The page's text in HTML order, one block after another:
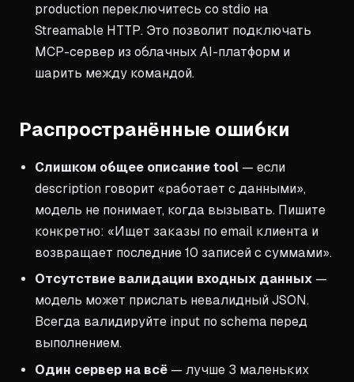
production переключитесь со stdio на
Streamable HTTP. Это позволит подключать
MCP-сервер из облачных AI-платформ и
шарить между командой.
Распространённые ошибки
Слишком общее описание tool — если
description говорит «работает с данными»,
модель не понимает, когда вызывать. Пишите
конкретно: «Ищет заказы по email клиента и
возвращает последние 10 записей с суммами».
Отсутствие валидации входных данных —
модель может прислать невалидный JSON.
Всегда валидируйте input по schema перед
выполнением.
Один сервер на всё — лучше 3 маленьких